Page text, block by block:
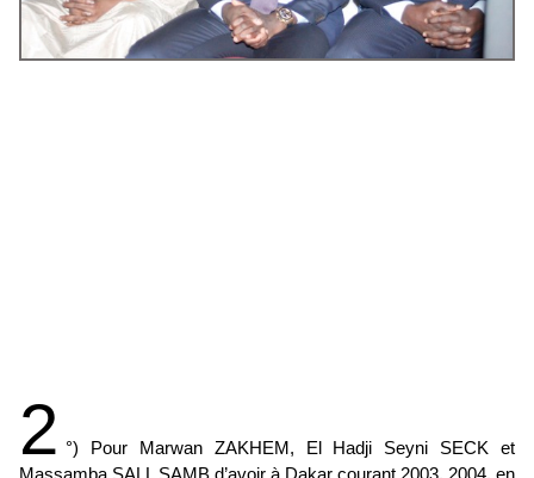
2 °) Pour Marwan ZAKHEM, El Hadji Seyni SECK et
Massamba SALL SAMB d’avoir à Dakar courant 2003, 2004, en